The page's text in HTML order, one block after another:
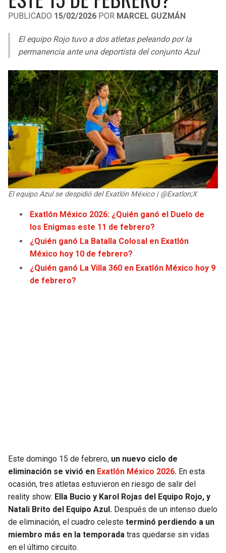
LIGA DE EXPANSIÓN MX
UEFA EUROPA LEAGUE
MLS
COPA LIBERTADORES
COPA SUDAMERICANA
LIGA BETPLAY
OTRAS LIGAS
PUBLICADO 15/02/2026 POR MARCEL GUZMÁN
El equipo Rojo tuvo a dos atletas peleando por la
permanencia ante una deportista del conjunto Azul
El equipo Azul se despidió del Exatlón México | @Exatlon;X
Exatlón México 2026: ¿Quién ganó el Duelo de
los Enigmas este 11 de febrero?
¿Quién ganó La Batalla Colosal en Exatlón
México hoy 10 de febrero?
¿Quién ganó La Villa 360 en Exatlón México hoy 9
de febrero?
Este domingo 15 de febrero, un nuevo ciclo de
eliminación se vivió en Exatlón México 2026. En esta
ocasión, tres atletas estuvieron en riesgo de salir del
reality show: Ella Bucio y Karol Rojas del Equipo Rojo, y
Natali Brito del Equipo Azul. Después de un intenso duelo
de eliminación, el cuadro celeste terminó perdiendo a un
miembro más en la temporada tras quedarse sin vidas
en el último circuito.